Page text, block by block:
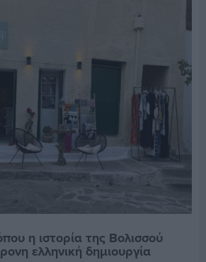
η ιστορία της Βολισσού
ελληνική δημιουργία